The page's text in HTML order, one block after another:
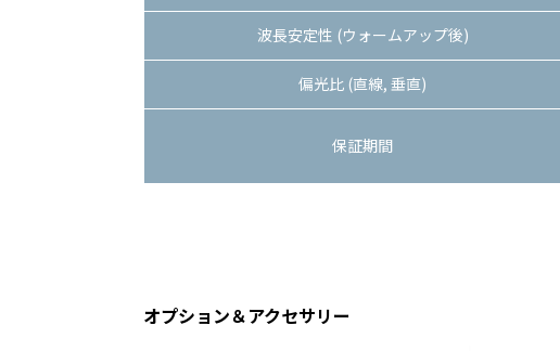
波長安定性 (ウォームアップ後)
偏光比 (直線, 垂直)
保証期間
オプション＆アクセサリー